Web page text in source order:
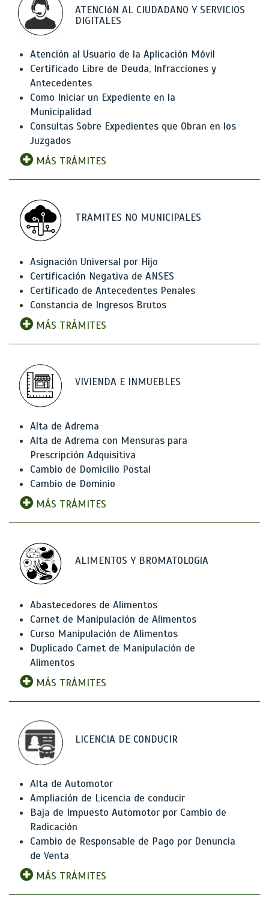
ATENCIóN AL CIUDADANO Y SERVICIOS
DIGITALES
Atención al Usuario de la Aplicación Móvil
Certificado Libre de Deuda, Infracciones y
Antecedentes
Como Iniciar un Expediente en la
Municipalidad
Consultas Sobre Expedientes que Obran en los
Juzgados
MÁS TRÁMITES
TRAMITES NO MUNICIPALES
Asignación Universal por Hijo
Certificación Negativa de ANSES
Certificado de Antecedentes Penales
Constancia de Ingresos Brutos
MÁS TRÁMITES
VIVIENDA E INMUEBLES
Alta de Adrema
Alta de Adrema con Mensuras para
Prescripción Adquisitiva
Cambio de Domicilio Postal
Cambio de Dominio
MÁS TRÁMITES
ALIMENTOS Y BROMATOLOGíA
Abastecedores de Alimentos
Carnet de Manipulación de Alimentos
Curso Manipulación de Alimentos
Duplicado Carnet de Manipulación de
Alimentos
MÁS TRÁMITES
LICENCIA DE CONDUCIR
Alta de Automotor
Ampliación de Licencia de conducir
Baja de Impuesto Automotor por Cambio de
Radicación
Cambio de Responsable de Pago por Denuncia
de Venta
MÁS TRÁMITES